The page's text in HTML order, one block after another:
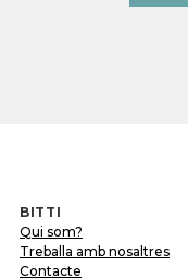
BITTI
Qui som?
Treballa amb nosaltres
Contacte